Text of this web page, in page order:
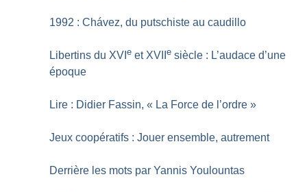
1992 : Chávez, du putschiste au caudillo
Libertins du XVIe et XVIIe siècle : L’audace d’une
époque
Lire : Didier Fassin, « La Force de l’ordre »
Jeux coopératifs : Jouer ensemble, autrement
Derrière les mots par Yannis Youlountas